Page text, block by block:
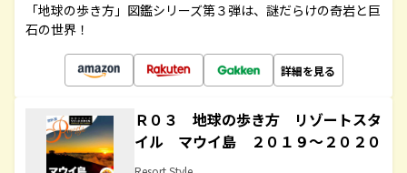
「地球の歩き方」図鑑シリーズ第３弾は、謎だらけの奇岩と巨
石の世界！
詳細を見る
Ｒ０３ 地球の歩き方 リゾートスタ
イル マウイ島 ２０１９～２０２０